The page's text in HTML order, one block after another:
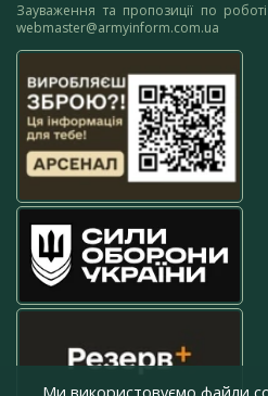
Зауваження та пропозиції по
webmaster@armyinform.com.ua